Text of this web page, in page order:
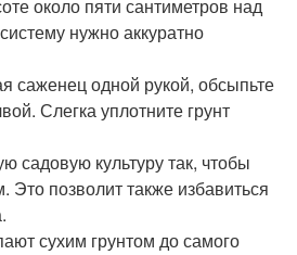
около пяти сантиметров над
нужно аккуратно
саженец одной рукой, обсыпьте
Слегка уплотните грунт
садовую культуру так, чтобы
Это позволит также избавиться
сухим грунтом до самого